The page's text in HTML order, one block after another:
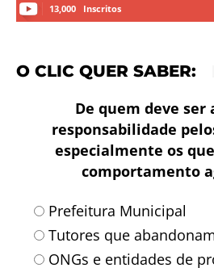
13,000 Inscritos
O CLIC QUER SABER:
De quem deve ser
responsabilidade
especialmente os
comportamento
Prefeitura Municipal
Tutores que
ONGs e entidades de